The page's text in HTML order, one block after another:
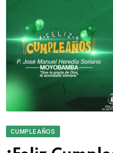
CUMPLEAÑOS